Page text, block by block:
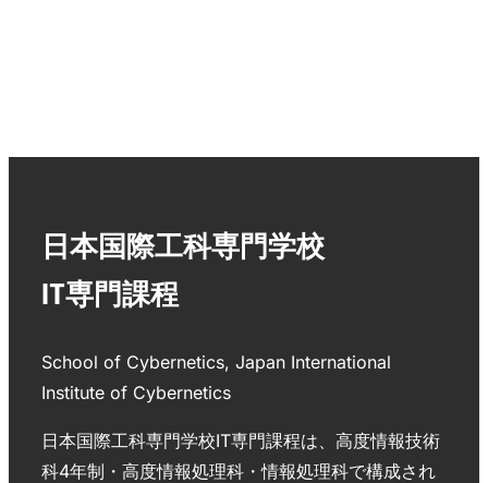
日本国際工科専門学校
IT専門課程
School of Cybernetics, Japan International
Institute of Cybernetics
日本国際工科専門学校IT専門課程は、高度情報技術
科4年制・高度情報処理科・情報処理科で構成され